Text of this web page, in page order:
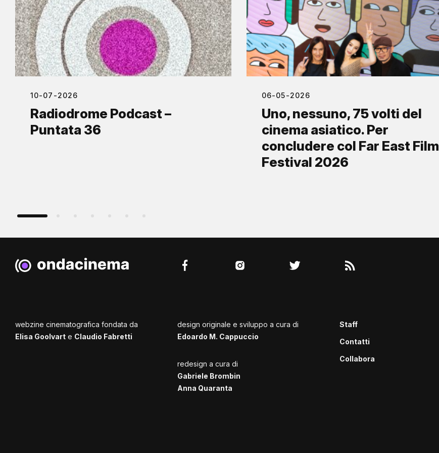
10-07-2026
Radiodrome Podcast –
Puntata 36
06-05-2026
Uno, nessuno, 75 volti del
cinema asiatico. Per
concludere col Far East Film
Festival 2026
webzine cinematografica fondata da
Elisa Goolvart e Claudio Fabretti
design originale e sviluppo a cura di
Edoardo M. Cappuccio
redesign a cura di
Gabriele Brombin
Anna Quaranta
Staff
Contatti
Collabora